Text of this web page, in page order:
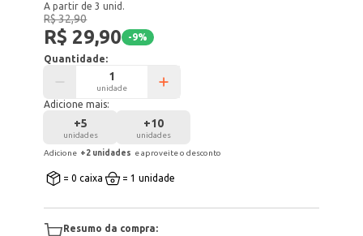
A partir de 3 unid.
R$ 32,90
R$ 29,90 -9%
Quantidade:
unidade
Adicione mais:
+5
unidades
+10
unidades
Adicione +2 unidades e aproveite o desconto
= 0 caixa = 1 unidade
Resumo da compra: